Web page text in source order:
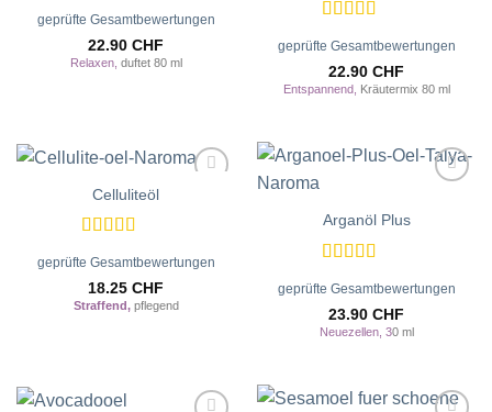
mit5von 5
geprüfte Gesamtbewertungen
22.90 CHF
Relaxen, duftet 80 ml
mit5von 5
geprüfte Gesamtbewertungen
22.90 CHF
Entspannend, Kräutermix 80 ml
Celluliteöl
mit5von 5
geprüfte Gesamtbewertungen
18.25 CHF
Straffend, pflegend
Wunschliste
hinzufügen
Arganöl Plus
mit5von 5
geprüfte Gesamtbewertungen
23.90 CHF
Neuezellen, 30 ml